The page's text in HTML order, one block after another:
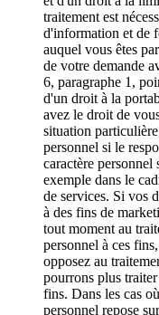
traitement est
d'information et de
auquel vous êtes
de votre demande
6, paragraphe 1,
d'un droit à la
avez le droit de
situation
personnel si le
caractère personnel
exemple dans le
de services. Si vos
à des fins de
tout moment au
personnel à ces
opposez au
pourrons plus
fins. Dans les cas
personnel repose